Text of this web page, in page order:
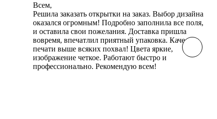
Всем,
Решила заказать открытки на заказ. Выбор дизайна
оказался огромным! Подробно заполнила все поля,
и оставила свои пожелания. Доставка пришла
вовремя, впечатлил приятный упаковка. Качество
печати выше всяких похвал! Цвета яркие,
изображение четкое. Работают быстро и
профессионально. Рекомендую всем!